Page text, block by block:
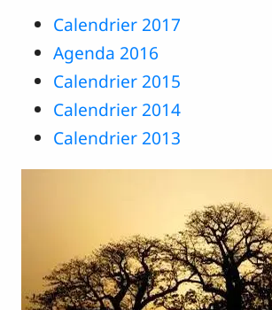
Calendrier 2017
Agenda 2016
Calendrier 2015
Calendrier 2014
Calendrier 2013